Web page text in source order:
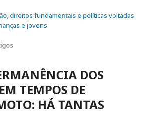
direitos fundamentais e políticas voltadas
e jovens
DOS
TEMPOS DE
HÁ TANTAS